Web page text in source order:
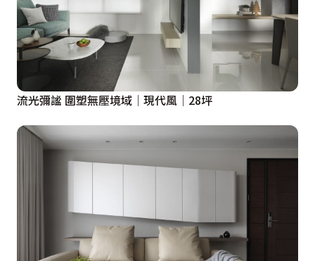
流光彌謐 圍塑無壓境域│現代風│28坪